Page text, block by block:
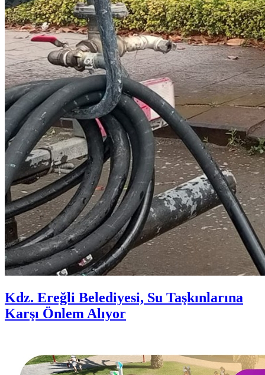
Kdz. Ereğli Belediyesi, Su Taşkınlarına
Karşı Önlem Alıyor